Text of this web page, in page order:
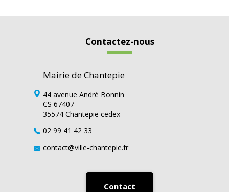
Contactez-nous
Mairie de Chantepie
44 avenue André Bonnin
CS 67407
35574 Chantepie cedex
02 99 41 42 33
contact@ville-chantepie.fr
Contact